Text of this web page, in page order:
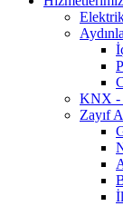
Elektrik
KNX -
Zayıf